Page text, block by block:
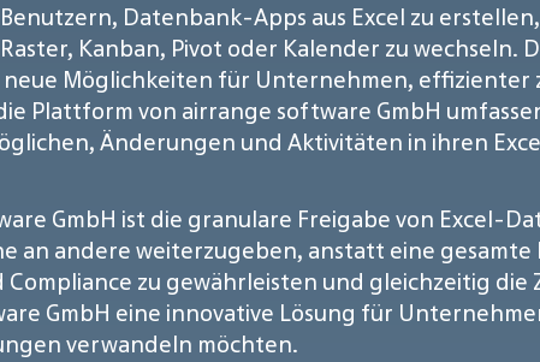
Datenbank-Apps aus Excel zu
Kanban, Pivot oder Kalender zu wechseln.
Möglichkeiten für Unternehmen, effizienter
Plattform von airrange software GmbH
Änderungen und Aktivitäten in ihren
GmbH ist die granulare Freigabe von Excel-
an andere weiterzugeben, anstatt eine gesamte
zu gewährleisten und gleichzeitig die
GmbH eine innovative Lösung für
verwandeln möchten.